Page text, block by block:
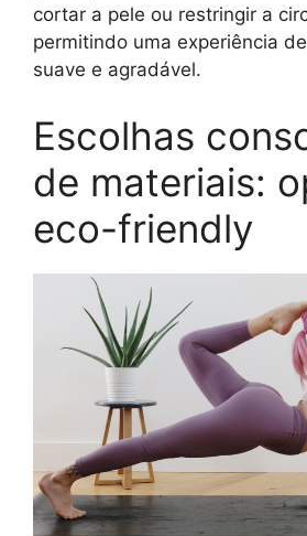
cortar a pele ou restringir a
permitindo uma experiência
suave e agradável.
Escolhas
de materiais:
eco-friendly